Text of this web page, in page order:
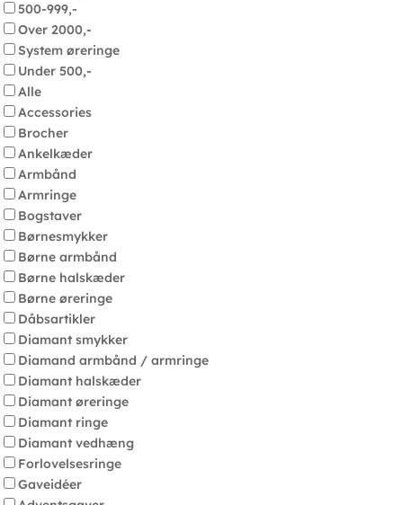
500-999,-
Over 2000,-
System øreringe
Under 500,-
Alle
Accessories
Brocher
Ankelkæder
Armbånd
Armringe
Bogstaver
Børnesmykker
Børne armbånd
Børne halskæder
Børne øreringe
Dåbsartikler
Diamant smykker
Diamand armbånd / armringe
Diamant halskæder
Diamant øreringe
Diamant ringe
Diamant vedhæng
Forlovelsesringe
Gaveidéer